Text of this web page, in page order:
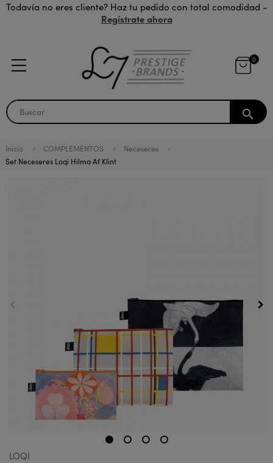
Todavía no eres cliente? Haz tu pedido con total comodidad -
Regístrate ahora
0
search
Inicio COMPLEMENTOS
Neceseres
Set Neceseres Loqi Hilma Af Klint
LOQI